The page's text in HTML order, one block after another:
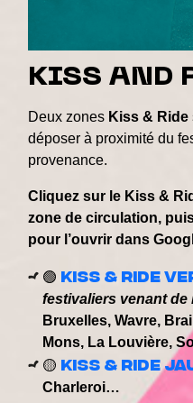
KISS AND
Deux zones Kiss & Ride
déposer à proximité du
provenance.
Cliquez sur le Kiss &
zone de circulation,
pour l’ouvrir dans
🟢 Kiss & Ride
festivaliers venant de
Bruxelles, Wavre,
Mons, La Louvière,
🟡 Kiss & Ride
Charleroi…